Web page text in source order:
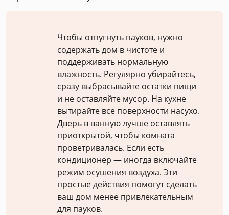
Чтобы отпугнуть пауков, нужно
содержать дом в чистоте и
поддерживать нормальную
влажность. Регулярно убирайтесь,
сразу выбрасывайте остатки пищи
и не оставляйте мусор. На кухне
вытирайте все поверхности насухо.
Дверь в ванную лучше оставлять
приоткрытой, чтобы комната
проветривалась. Если есть
кондиционер — иногда включайте
режим осушения воздуха. Эти
простые действия помогут сделать
ваш дом менее привлекательным
для пауков.